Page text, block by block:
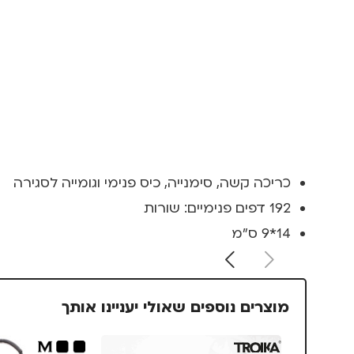
כריכה קשה, סימנייה, כיס פנימי וגומייה לסגירה
192 דפים פנימיים: שורות
14*9 ס"מ
מוצרים נוספים שאולי יעניינו אותך